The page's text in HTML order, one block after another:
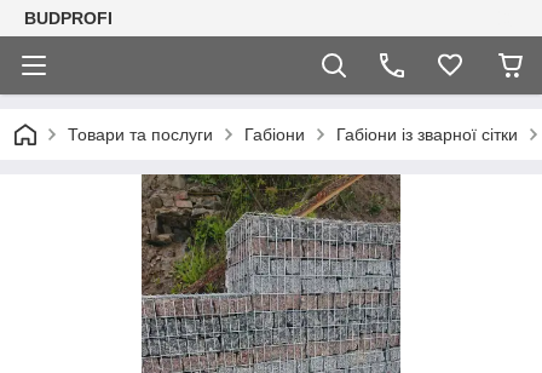
BUDPROFI
Товари та послуги Габіони Габіони із зварної сітки